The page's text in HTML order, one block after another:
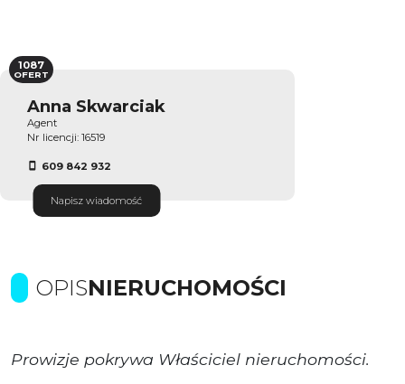
Anna Skwarciak
Agent
Nr licencji: 16519
609 842 932
Napisz wiadomość
1087
OFERT
OPISNIERUCHOMOŚCI
Prowizje pokrywa Właściciel nieruchomości.